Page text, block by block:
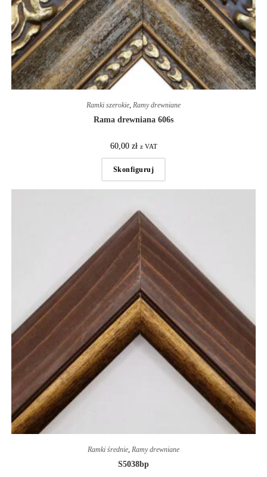
Ramki szerokie, Ramy drewniane
Rama drewniana 606s
60,00 zł z VAT
Skonfiguruj
Ramki średnie, Ramy drewniane
S5038bp